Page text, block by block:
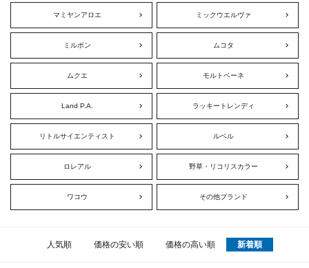
マミヤンアロエ ミックウエルヴァ
ミルボン ムコタ
ムクエ モルトベーネ
Land P.A. ラッキートレンディ
リトルサイエンティスト ルベル
ロレアル 野草・リコリスカラー
ワコウ その他ブランド
人気順 価格の安い順 価格の高い順 新着順